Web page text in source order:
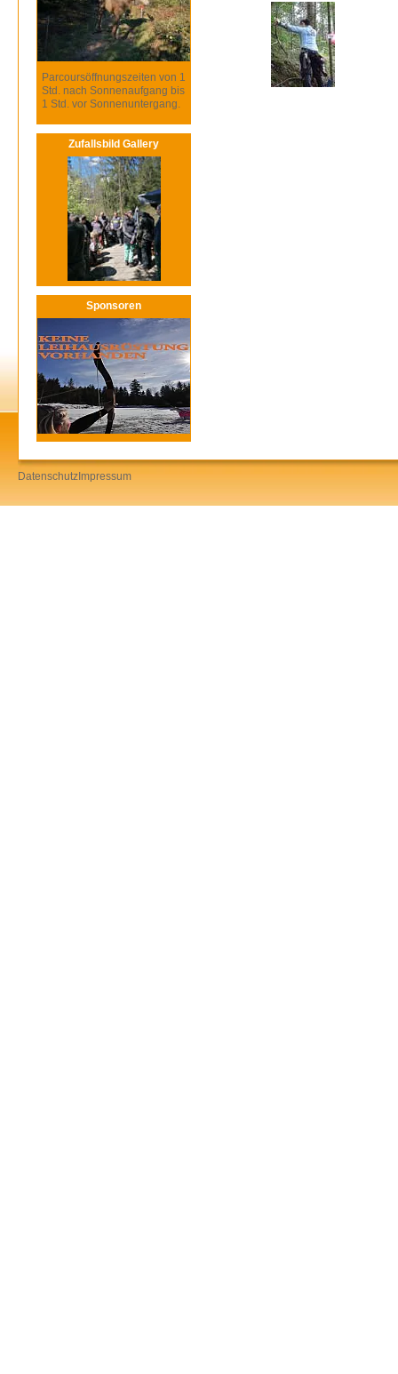
Parcoursöffnungszeiten von 1
Std. nach Sonnenaufgang bis
1 Std. vor Sonnenuntergang.
Zufallsbild Gallery
Sponsoren
Datenschutz Impressum